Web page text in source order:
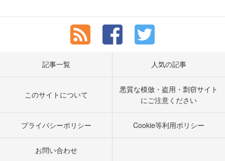
記事一覧 人気の記事
このサイトについて
悪質な模倣・盗用・剽窃サイト
にご注意ください
プライバシーポリシー Cookie等利用ポリシー
お問い合わせ